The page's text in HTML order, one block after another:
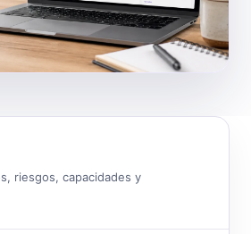
riesgos, capacidades y